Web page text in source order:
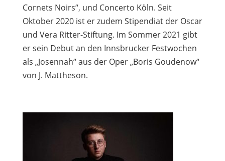
Cornets Noirs“, und Concerto Köln. Seit
Oktober 2020 ist er zudem Stipendiat der Oscar
und Vera Ritter-Stiftung. Im Sommer 2021 gibt
er sein Debut an den Innsbrucker Festwochen
als „Josennah“ aus der Oper „Boris Goudenow“
von J. Mattheson.